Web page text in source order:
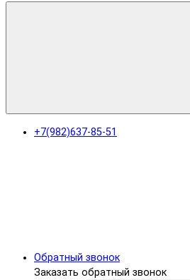
+7(982)637-85-51
Обратный звонок
Заказать обратный звонок